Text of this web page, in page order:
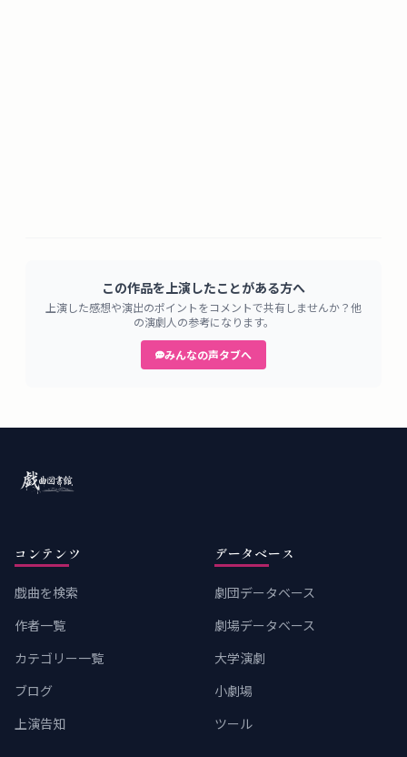
この作品を上演したことがある方へ
上演した感想や演出のポイントをコメントで共有しませんか？他
の演劇人の参考になります。
みんなの声タブへ
コンテンツ
戯曲を検索
作者一覧
カテゴリー一覧
ブログ
上演告知
データベース
劇団データベース
劇場データベース
大学演劇
小劇場
ツール